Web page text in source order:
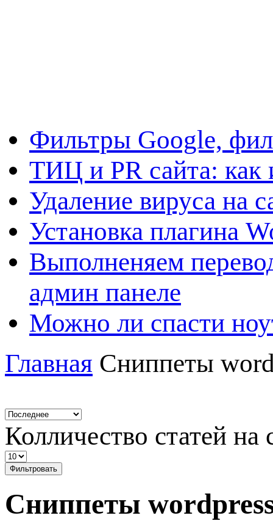
Фильтры Google,
ТИЦ и PR сайта: как
Удаление вируса на
Установка плагина
Выполненяем
админ панеле
Можно ли спасти
Главная Сниппеты
Колличество статей на
Фильтровать
Сниппеты